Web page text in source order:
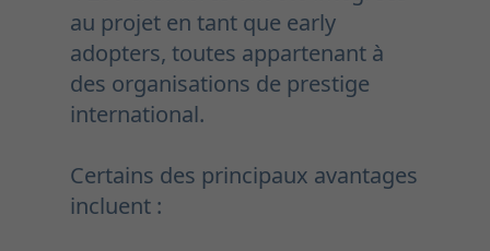
au projet en tant que early
adopters, toutes appartenant à
des organisations de prestige
international.
Certains des principaux avantages
incluent :